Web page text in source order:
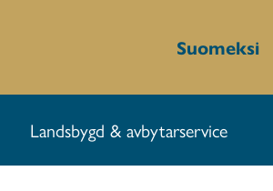
Suomeksi
Landsbygd & avbytarservice